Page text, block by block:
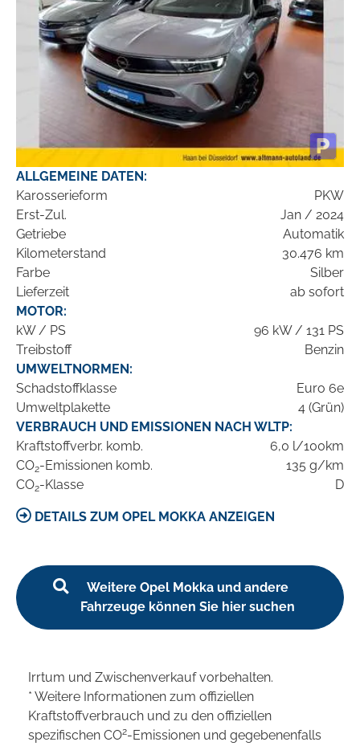
ALLGEMEINE DATEN:
Karosserieform
PKW
Erst-Zul.
Jan / 2024
Getriebe
Automatik
Kilometerstand
30.476 km
Farbe
Silber
Lieferzeit
ab sofort
MOTOR:
kW / PS
96 kW / 131 PS
Treibstoff
Benzin
UMWELTNORMEN:
Schadstoffklasse
Euro 6e
Umweltplakette
4 (Grün)
VERBRAUCH UND EMISSIONEN NACH WLTP:
Kraftstoffverbr. komb.
6,0 l/100km
CO2-Emissionen komb.
135 g/km
CO2-Klasse D
DETAILS ZUM OPEL MOKKA ANZEIGEN
Weitere Opel Mokka und andere
Fahrzeuge können Sie hier suchen
Irrtum und Zwischenverkauf vorbehalten.
* Weitere Informationen zum offiziellen
Kraftstoffverbrauch und zu den offiziellen
spezifischen CO2-Emissionen und gegebenenfalls